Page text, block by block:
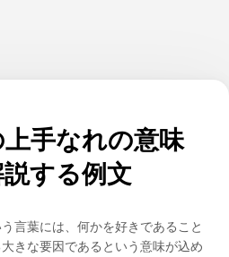
手なれの意味
する例文
言葉には、何かを好きであること
きな要因であるという意味が込め